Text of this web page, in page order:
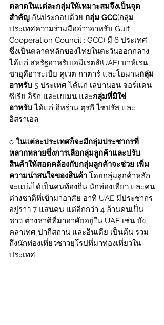
ตลาดในแต่ละกลุ่มให้เหมาะสมจึงเป็นจุด
สำคัญ อันประกอบด้วย กลุ่ม GCC(กลุ่ม
ประเทศความร่วมมืออ่าวอาหรับ Gulf
Cooperation Council : GCC) มี 6 ประเทศ
ซึ่งเป็นตลาดหลักของไทยในตะวันออกกลาง
ได้แก่ สหรัฐอาหรับเอมิเรตส์(UAE) บาห์เรน
ซาอุดีอาระเบีย คูเวต กาตาร์ และโอมานกลุ่ม
อาหรับ 5 ประเทศ ได้แก่ เลบานอน จอร์แดน
ซีเรีย อิรัก และเยเมน และกลุ่มที่มิใช่
อาหรับ ได้แก่ อิหร่าน ตุรกี ไซปรัส และ
อิสราเอล
o ในแต่ละประเทศก็จะมีกลุ่มประชากรที่
หลากหลายซึ่งการเลือกลุ่มลูกค้าและปรับ
สินค้าให้สอดคล้องกับกลุ่มลูกค้าจะช่วย เพิ่ม
ความน่าสนใจของสินค้า โดยกลุ่มลูกค้าหลัก
จะแบ่งได้เป็นคนท้องถิ่น นักท่องเที่ยว และคน
ต่างชาติที่เข้ามาอาศัย อาทิ UAE มีประชากร
อยู่ราว 7 แสนคน แต่อีกกว่า 4 ล้านคนเป็น
ชาว ต่างชาติที่มาอาศัยอยู่ใน UAE เช่น บัง
คลาเทศ ปากีสถาน และอินเดีย เป็นต้น รวม
ถึงนักท่องเที่ยวชาวยุโรปที่มาท่องเที่ยวใน
ประเทศ